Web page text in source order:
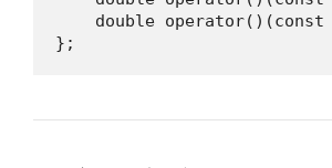
double
};